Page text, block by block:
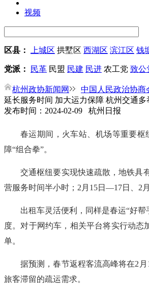
视频
区县： 上城区 拱墅区 西湖区 滨江区 钱
党派： 民革 民盟 民建 民进 农工党 致公
杭州政协新闻网 中国人民政治协商
延长服务时间 加大运力保障 杭州交通
发布时间：2024-02-09 杭州日报
春运期间，火车站、机场等重要
障“组合拳”。
交通枢纽要实现快速疏散，地铁具
营服务时间半小时；2月15日—17日、2
出租车灵活便利，同样是春运“好
度。对于网约车，相关平台将实行动
单。
据预测，春节返程客流高峰将在2
旅客滞留的疏运需求。